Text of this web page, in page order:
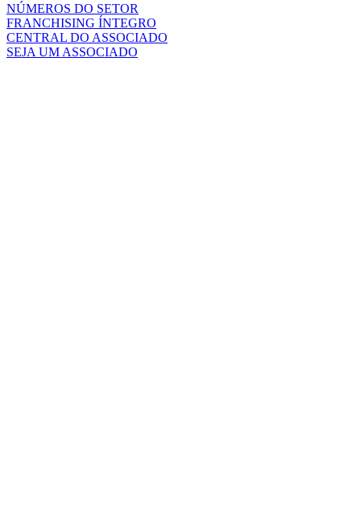
NÚMEROS DO SETOR
FRANCHISING ÍNTEGRO
CENTRAL DO ASSOCIADO
SEJA UM ASSOCIADO